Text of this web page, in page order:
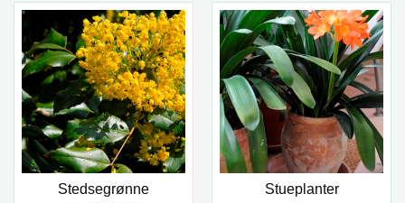
Stedsegrønne
Stueplanter